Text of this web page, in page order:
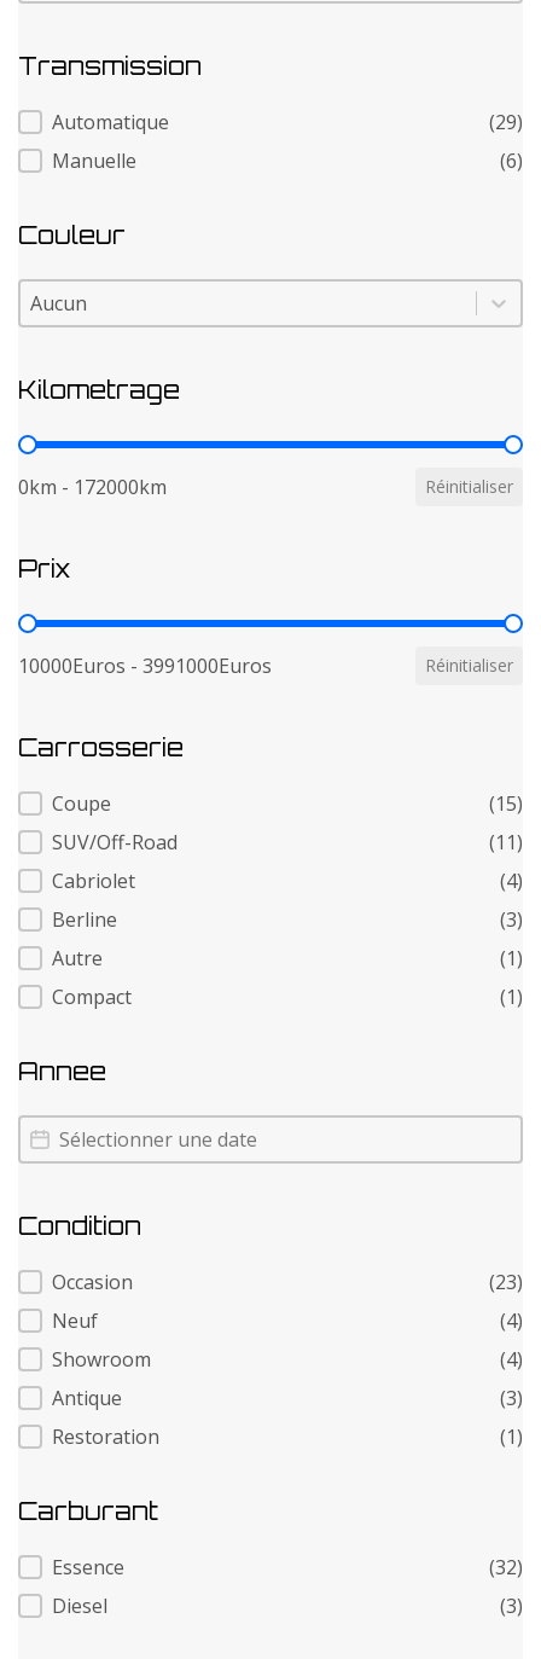
Transmission
Transmission
Automatique
(29)
Manuelle
(6)
Couleur
Couleur
Couleur
Kilometrage
Kilometrage
0km - 172000km Réinitialiser
Prix
Prix
10000Euros - 3991000Euros Réinitialiser
Carrosserie
Carrosserie
Coupe
(15)
SUV/Off-Road
(11)
Cabriolet
(4)
Berline
(3)
Autre
(1)
Compact
(1)
Annee
Annee
Annee
Condition
Condition
Occasion
(23)
Neuf
(4)
Showroom
(4)
Antique
(3)
Restoration
(1)
Carburant
Carburant
Essence
(32)
Diesel
(3)